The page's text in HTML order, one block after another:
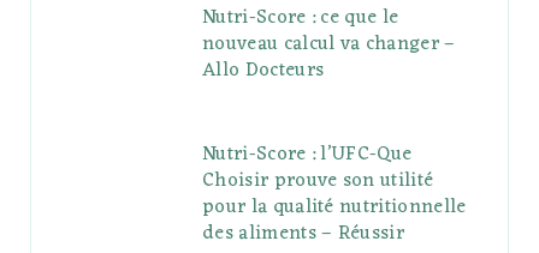
Nutri-Score : ce que le
nouveau calcul va changer –
Allo Docteurs
Nutri-Score : l’UFC-Que
Choisir prouve son utilité
pour la qualité nutritionnelle
des aliments – Réussir